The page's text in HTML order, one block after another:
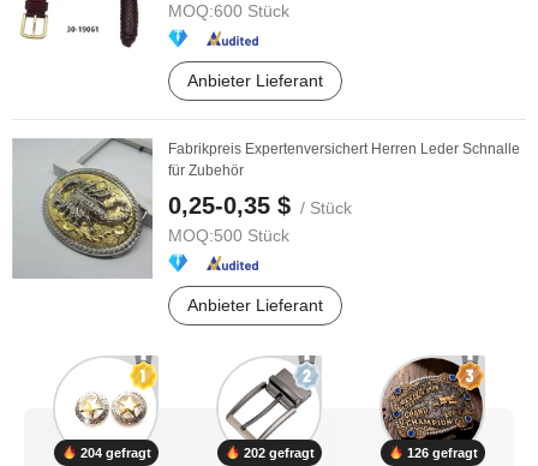
MOQ:600 Stück
Anbieter Lieferant
Fabrikpreis Expertenversichert Herren Leder Schnalle
für Zubehör
0,25-0,35 $ / Stück
MOQ:500 Stück
Anbieter Lieferant
204 gefragt 202 gefragt 126 gefragt